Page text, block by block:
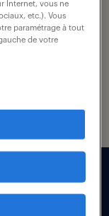
Internet, vous ne
etc.). Vous
paramétrage à tout
de votre